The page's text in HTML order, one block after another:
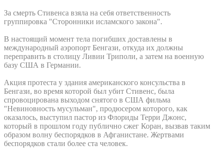
За смерть Стивенса взяла на себя ответственность
группировка "Сторонники исламского закона".
В настоящий момент тела погибших доставлены в
международный аэропорт Бенгази, откуда их должны
переправить в столицу Ливии Триполи, а затем на военную
базу США в Германии.
Акция протеста у здания американского консульства в
Бенгази, во время которой был убит Стивенс, была
спровоцирована выходом снятого в США фильма
"Невиновность мусульман", продюсером которого, как
оказалось, выступил пастор из Флориды Терри Джонс,
который в прошлом году публично сжег Коран, вызвав таким
образом волну беспорядков в Афганистане. Жертвами
беспорядков стали более ста человек.